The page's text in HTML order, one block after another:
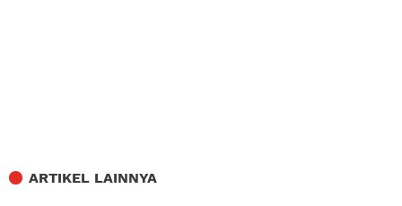
ARTIKEL LAINNYA